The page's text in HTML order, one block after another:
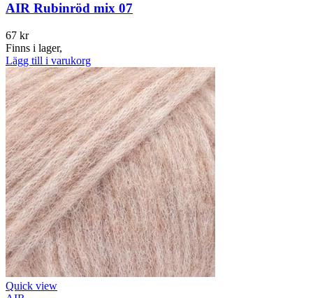
AIR Rubinröd mix 07
67 kr
Finns i lager,
Lägg till i varukorg
Quick view